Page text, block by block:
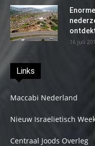
16 juli
Links
Maccabi Nederland
Nieuw Israelietisch
Centraal Joods Overleg